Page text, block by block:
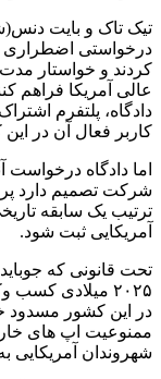
تیک تاک و بایت
درخواستی اضطراری
کردند و خواستار
عالی آمریکا فراهم
کاربر فعال آن در
اما دادگاه درخواست
شرکت تصمیم دارد
ترتیب یک سابقه
آمریکایی ثبت شود.
۲۰۲۵ میلادی
در این کشور مسدود
ممنوعیت اپ های
شهروندان آمریکایی